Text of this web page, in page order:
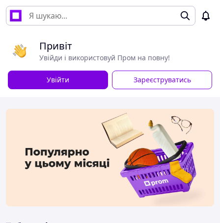
Привіт
Увійди і використовуй Пром на повну!
Увійти Зареєструватись